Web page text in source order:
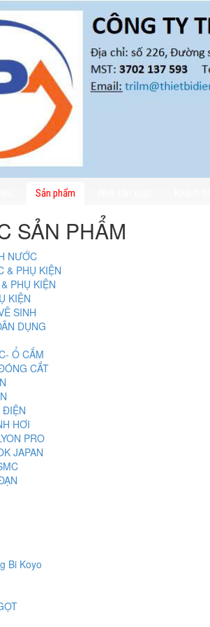
Sản phẩm
SẢN PHẨM
NƯỚC
& PHỤ KIỆN
PHỤ KIỆN
KIỆN
SINH
DỤNG
Ổ CẮM
CẮT
ĐIỆN
HƠI
PRO
JAPAN
Bi Koyo